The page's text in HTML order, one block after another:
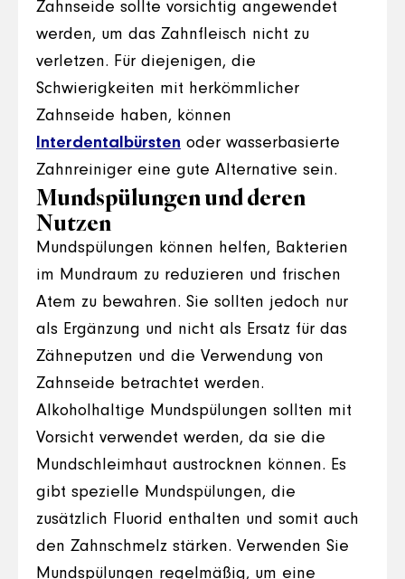
Zahnseide sollte vorsichtig angewendet
werden, um das Zahnfleisch nicht zu
verletzen. Für diejenigen, die
Schwierigkeiten mit herkömmlicher
Zahnseide haben, können
Interdentalbürsten oder wasserbasierte
Zahnreiniger eine gute Alternative sein.
Mundspülungen und deren
Nutzen
Mundspülungen können helfen, Bakterien
im Mundraum zu reduzieren und frischen
Atem zu bewahren. Sie sollten jedoch nur
als Ergänzung und nicht als Ersatz für das
Zähneputzen und die Verwendung von
Zahnseide betrachtet werden.
Alkoholhaltige Mundspülungen sollten mit
Vorsicht verwendet werden, da sie die
Mundschleimhaut austrocknen können. Es
gibt spezielle Mundspülungen, die
zusätzlich Fluorid enthalten und somit auch
den Zahnschmelz stärken. Verwenden Sie
Mundspülungen regelmäßig, um eine